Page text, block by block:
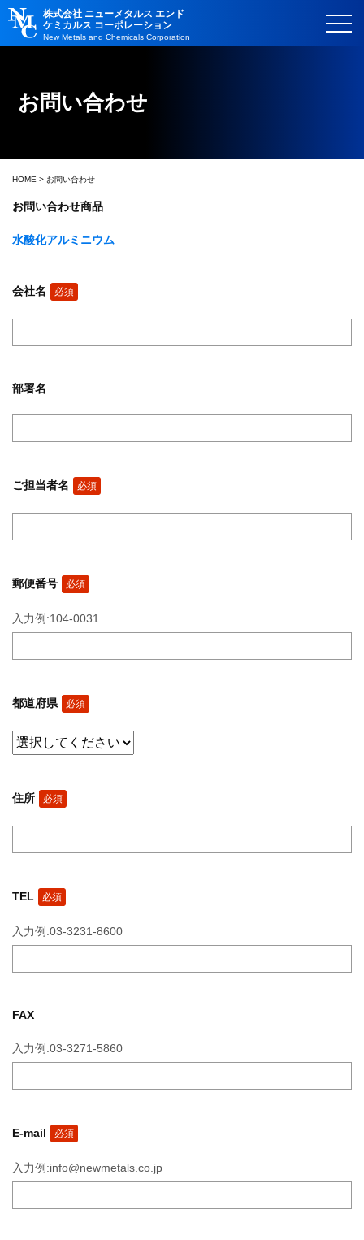
株式会社 ニューメタルス エンド
ケミカルス コーポレーション
New Metals and Chemicals Corporation
お問い合わせ
HOME > お問い合わせ
お問い合わせ商品
水酸化アルミニウム
会社名 必須
部署名
ご担当者名 必須
郵便番号 必須
入力例:104-0031
都道府県 必須
住所 必須
TEL 必須
入力例:03-3231-8600
FAX
入力例:03-3271-5860
E-mail 必須
入力例:info@newmetals.co.jp